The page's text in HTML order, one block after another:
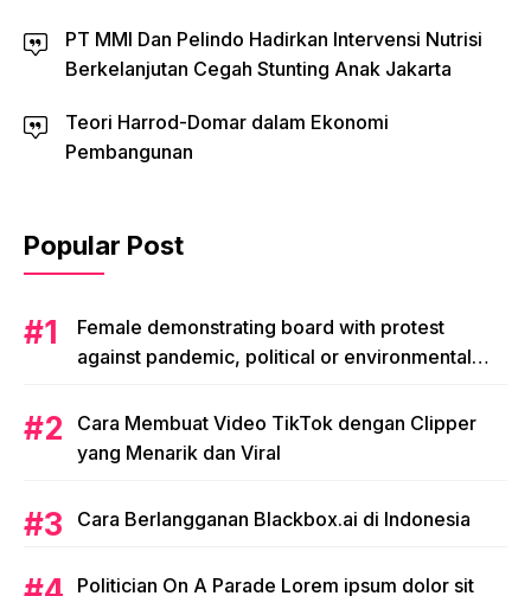
PT MMI Dan Pelindo Hadirkan Intervensi Nutrisi
Berkelanjutan Cegah Stunting Anak Jakarta
Teori Harrod-Domar dalam Ekonomi
Pembangunan
Popular Post
Female demonstrating board with protest
against pandemic, political or environmental
Cara Membuat Video TikTok dengan Clipper
yang Menarik dan Viral
Cara Berlangganan Blackbox.ai di Indonesia
Politician On A Parade Lorem ipsum dolor sit